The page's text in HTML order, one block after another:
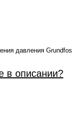
давления Grundfos
в описании?